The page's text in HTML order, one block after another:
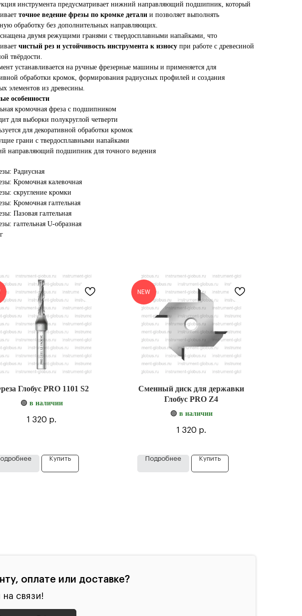
инструмента предусматривает нижний направляющий подшипник, который
точное ведение фрезы по кромке детали и позволяет выполнять
обработку без дополнительных направляющих.
двумя режущими гранями с твердосплавными напайками, что
чистый рез и устойчивость инструмента к износу при работе с древесиной
твёрдости.
устанавливается на ручные фрезерные машины и применяется для
обработки кромок, формирования радиусных профилей и создания
элементов из древесины.
особенности
кромочная фреза с подшипником
для выборки полукруглой четверти
для декоративной обработки кромок
грани с твердосплавными напайками
направляющий подшипник для точного ведения
Радиусная
Кромочная калевочная
скругление кромки
Кромочная галтельная
Пазовая галтельная
галтельная U-образная
Глобус PRO 1101 S2
🟢 в наличии
1 320 р.
Купить
NEW
Сменный диск для державки
Глобус PRO Z4
🟢 в наличии
1 320 р.
Подробнее Купить
оплате или доставке?
связи!